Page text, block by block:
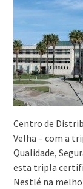
Centro de
Velha – com a
Qualidade,
esta tripla
Nestlé na